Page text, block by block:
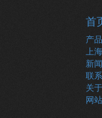
首
产
上
新
联
关
网